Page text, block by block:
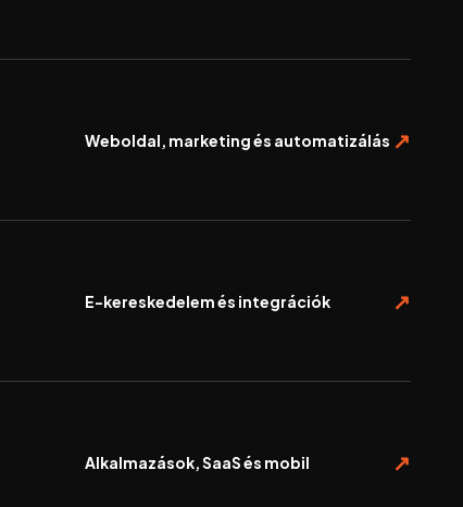
Weboldal, marketing és automatizálás
E-kereskedelem és integrációk
Alkalmazások, SaaS és mobil